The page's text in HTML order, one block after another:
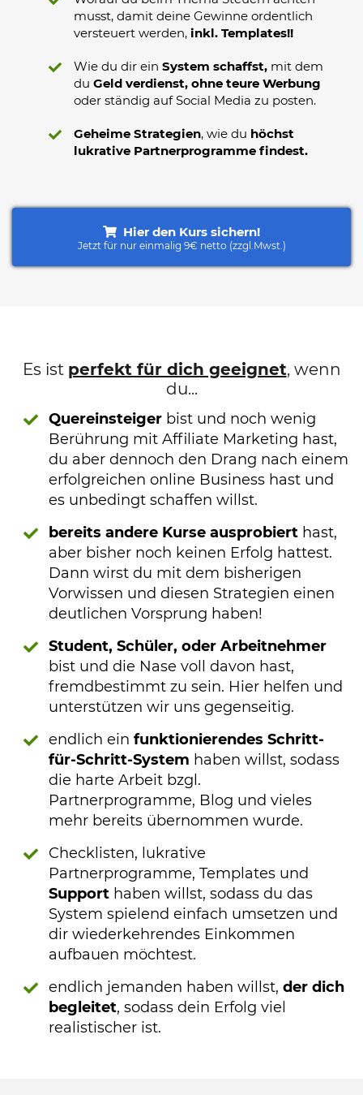
musst, damit deine Gewinne ordentlich
versteuert werden, inkl. Templates!!
Wie du dir ein System schaffst, mit dem
du Geld verdienst, ohne teure Werbung
oder ständig auf Social Media zu posten.
Geheime Strategien, wie du höchst
lukrative Partnerprogramme findest.
Hier den Kurs sichern!
Jetzt für nur einmalig 9€ netto (zzgl.Mwst.)
Es ist perfekt für dich geeignet, wenn
du...
Quereinsteiger bist und noch wenig
Berührung mit Affiliate Marketing hast,
du aber dennoch den Drang nach einem
erfolgreichen online Business hast und
es unbedingt schaffen willst.
bereits andere Kurse ausprobiert hast,
aber bisher noch keinen Erfolg hattest.
Dann wirst du mit dem bisherigen
Vorwissen und diesen Strategien einen
deutlichen Vorsprung haben!
Student, Schüler, oder Arbeitnehmer
bist und die Nase voll davon hast,
fremdbestimmt zu sein. Hier helfen und
unterstützen wir uns gegenseitig.
endlich ein funktionierendes Schritt-
für-Schritt-System haben willst, sodass
die harte Arbeit bzgl.
Partnerprogramme, Blog und vieles
mehr bereits übernommen wurde.
Checklisten, lukrative
Partnerprogramme, Templates und
Support haben willst, sodass du das
System spielend einfach umsetzen und
dir wiederkehrendes Einkommen
aufbauen möchtest.
endlich jemanden haben willst, der dich
begleitet, sodass dein Erfolg viel
realistischer ist.